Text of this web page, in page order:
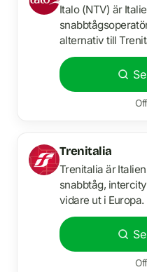
Italo (NTV) är
alternativ till
Trenitalia
Trenitalia är
snabbtåg,
vidare ut i Europa.